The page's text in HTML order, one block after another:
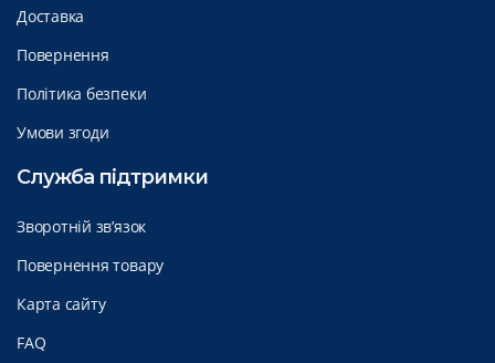
Доставка
Повернення
Політика безпеки
Умови згоди
Служба підтримки
Зворотній зв’язок
Повернення товару
Карта сайту
FAQ